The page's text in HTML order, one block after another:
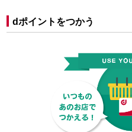
dポイントをつかう